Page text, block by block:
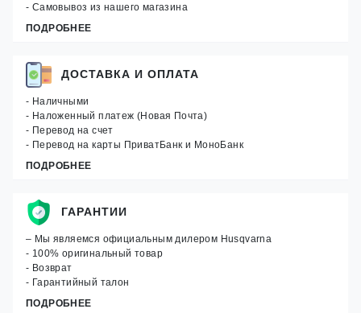
- Самовывоз из нашего магазина
ПОДРОБНЕЕ
ДОСТАВКА И ОПЛАТА
- Наличными
- Наложенный платеж (Новая Почта)
- Перевод на счет
- Перевод на карты ПриватБанк и МоноБанк
ПОДРОБНЕЕ
ГАРАНТИИ
– Мы являемся официальным дилером Husqvarna
- 100% оригинальный товар
- Возврат
- Гарантийный талон
ПОДРОБНЕЕ